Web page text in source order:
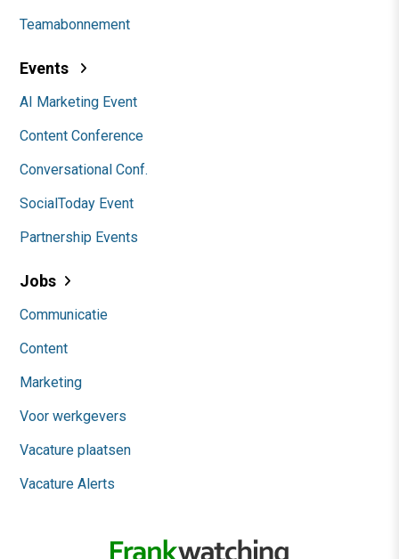
Teamabonnement
Events
AI Marketing Event
Content Conference
Conversational Conf.
SocialToday Event
Partnership Events
Jobs
Communicatie
Content
Marketing
Voor werkgevers
Vacature plaatsen
Vacature Alerts